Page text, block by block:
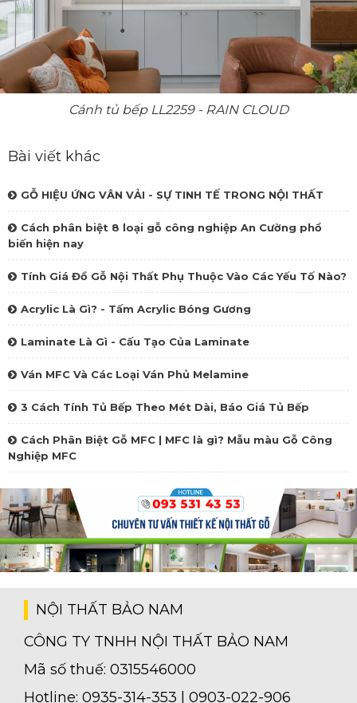
Cánh tủ bếp LL2259 - RAIN CLOUD
Bài viết khác
GỖ HIỆU ỨNG VÂN VẢI - SỰ TINH TẾ TRONG NỘI THẤT
Cách phân biệt 8 loại gỗ công nghiệp An Cường phổ
biến hiện nay
Tính Giá Đồ Gỗ Nội Thất Phụ Thuộc Vào Các Yếu Tố Nào?
Acrylic Là Gì? - Tấm Acrylic Bóng Gương
Laminate Là Gì - Cấu Tạo Của Laminate
Ván MFC Và Các Loại Ván Phủ Melamine
3 Cách Tính Tủ Bếp Theo Mét Dài, Báo Giá Tủ Bếp
Cách Phân Biệt Gỗ MFC | MFC là gì? Mẫu màu Gỗ Công
Nghiệp MFC
NỘI THẤT BẢO NAM
CÔNG TY TNHH NỘI THẤT BẢO NAM
Mã số thuế: 0315546000
Hotline: 0935-314-353 | 0903-022-906